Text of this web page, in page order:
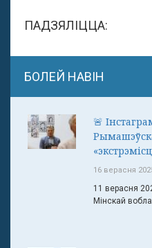
ПАДЗЯЛІЦЦА:
БОЛЕЙ НАВІН
🚨
16 верасня
11 верасня
Мінскай